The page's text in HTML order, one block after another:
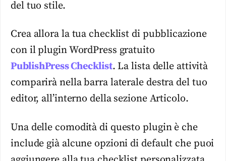
del tuo stile.
Crea allora la tua checklist di pubblicazione
con il plugin WordPress gratuito
PublishPress Checklist. La lista delle attività
comparirà nella barra laterale destra del tuo
editor, all’interno della sezione Articolo.
Una delle comodità di questo plugin è che
include già alcune opzioni di default che puoi